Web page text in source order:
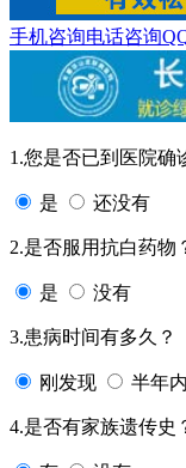
手机咨询电话咨询
1.您是否已到医院确
是 还没有
2.是否服用抗白药物
是 没有
3.患病时间有多久？
刚发现 半年内
4.是否有家族遗传史